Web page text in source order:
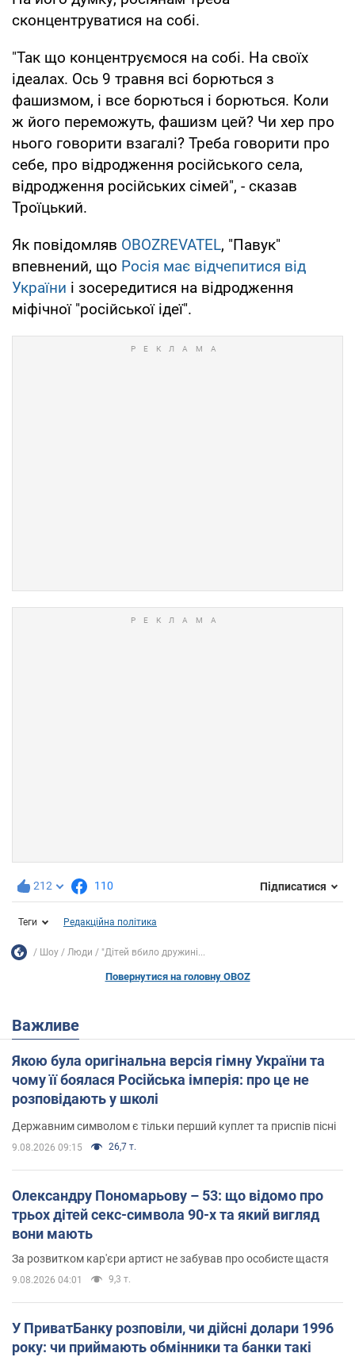
сконцентруватися на собі.
"Так що концентруємося на собі. На своїх
ідеалах. Ось 9 травня всі борються з
фашизмом, і все борються і борються. Коли
ж його переможуть, фашизм цей? Чи хер про
нього говорити взагалі? Треба говорити про
себе, про відродження російського села,
відродження російських сімей", - сказав
Троїцький.
Як повідомляв OBOZREVATEL, "Павук"
впевнений, що Росія має відчепитися від
України і зосередитися на відродження
міфічної "російської ідеї".
212 110 Підписатися
Теги Редакційна політика
Шоу Люди "Дітей вбило дружині...
Повернутися на головну OBOZ
Важливе
Якою була оригінальна версія гімну України та
чому її боялася Російська імперія: про це не
розповідають у школі
Державним символом є тільки перший куплет та приспів пісні
9.08.2026 09:15 26,7 т.
Олександру Пономарьову – 53: що відомо про
трьох дітей секс-символа 90-х та який вигляд
вони мають
За розвитком кар'єри артист не забував про особисте щастя
9.08.2026 04:01 9,3 т.
У ПриватБанку розповіли, чи дійсні долари 1996
року: чи приймають обмінники та банки такі